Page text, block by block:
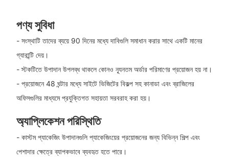
পণ্য সুবিধা
- সংস্থাটি তাদের ব্যয়ে 90 দিনের মধ্যে দাবিগুলি সমাধান করার সাথে একটি মানের
গ্যারান্টি দেয়।
- স্টকটিতে উপাদান উপলব্ধ থাকলে কোনও ন্যূনতম অর্ডার পরিমাণের প্রয়োজন হয় না।
- প্রয়োজনে 48 ঘন্টার মধ্যে সাইটে ভিজিটের বিকল্প সহ কানাডা এবং ব্রাজিলের
অফিসগুলির মাধ্যমে প্রযুক্তিগত সহায়তা সরবরাহ করা হয়।
অ্যাপ্লিকেশন পরিস্থিতি
- কাস্টম প্যাকেজিং উপাদানগুলি প্যাকেজিংয়ের প্রয়োজনের জন্য বিভিন্ন শিল্প এবং
পেশাদার ক্ষেত্রে ব্যাপকভাবে ব্যবহৃত হতে পারে।